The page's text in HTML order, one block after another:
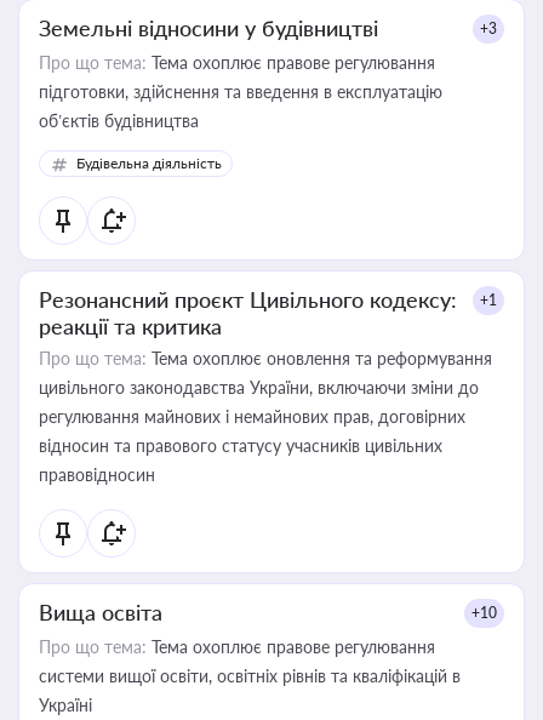
Земельні відносини у будівництві +3
Про що тема: Тема охоплює правове регулювання
підготовки, здійснення та введення в експлуатацію
об’єктів будівництва
Будівельна діяльність
Резонансний проєкт Цивільного кодексу:
реакції та критика
+1
Про що тема: Тема охоплює оновлення та реформування
цивільного законодавства України, включаючи зміни до
регулювання майнових і немайнових прав, договірних
відносин та правового статусу учасників цивільних
правовідносин
Вища освіта +10
Про що тема: Тема охоплює правове регулювання
системи вищої освіти, освітніх рівнів та кваліфікацій в
Україні